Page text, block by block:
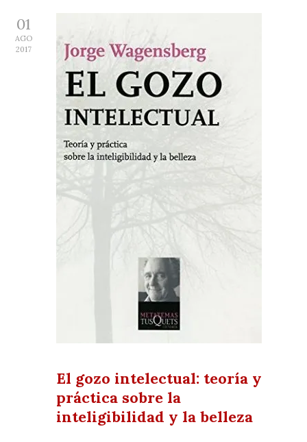
01
AGO
2017
El gozo intelectual: teoría y
práctica sobre la
inteligibilidad y la belleza